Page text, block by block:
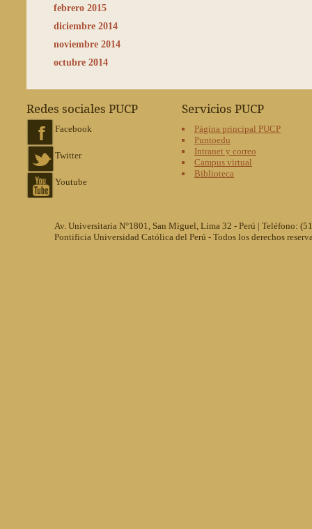
febrero 2015
diciembre 2014
noviembre 2014
octubre 2014
Redes sociales PUCP
Facebook
Twitter
Youtube
Servicios PUCP
Página principal PUCP
Puntoedu
Intranet y correo
Campus virtual
Biblioteca
Av. Universitaria N°1801, San Miguel, Lima 32 - Perú | Teléfono:
Pontificia Universidad Católica del Perú - Todos los derechos